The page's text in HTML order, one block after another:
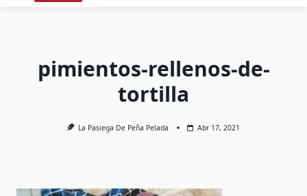
pimientos-rellenos-de-
tortilla
La Pasiega De Peña Pelada Abr 17, 2021